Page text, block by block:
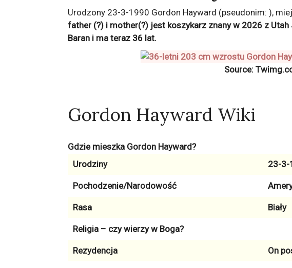
Urodzony 23-3-1990 Gordon Hayward (pseudonim: ),
father (?) i mother(?) jest koszykarz znany w 2026 z Utah
Baran i ma teraz 36 lat.
Source:
Gordon Hayward Wiki
Gdzie mieszka Gordon Hayward?
Urodziny
23-3-
Pochodzenie/Narodowość
Rasa Biały
Religia – czy wierzy w Boga?
Rezydencja On